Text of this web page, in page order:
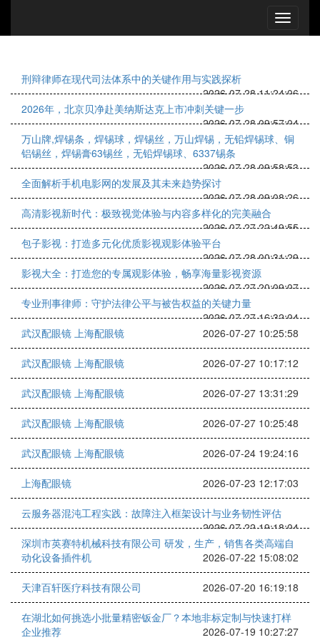
刑辩律师在现代司法体系中的关键作用与实践探析
2026-07-28 11:24:06
2026年，北京贝净赴美纳斯达克上市冲刺关键一步
2026-07-28 09:57:04
万山牌,焊锡条，焊锡球，焊锡丝，万山焊锡，无铅焊锡球、铜
铝锡丝，焊锡膏63锡丝，无铅焊锡球、6337锡条
2026-07-28 09:58:53
全面解析手机电影网的发展及其未来趋势探讨
2026-07-28 09:08:26
高清影视新时代：极致视觉体验与内容多样化的完美融合
2026-07-27 22:49:55
包子影视：打造多元化优质影视观影体验平台
2026-07-28 00:31:29
影视大全：打造您的专属观影体验，畅享海量影视资源
2026-07-27 20:09:07
专业刑事律师：守护法律公平与被告权益的关键力量
2026-07-27 16:32:04
武汉配眼镜 上海配眼镜
2026-07-27 10:25:58
武汉配眼镜 上海配眼镜 2026-07-27 10:17:12
武汉配眼镜 上海配眼镜 2026-07-27 13:31:29
武汉配眼镜 上海配眼镜 2026-07-27 10:25:48
武汉配眼镜 上海配眼镜 2026-07-24 19:24:16
上海配眼镜 2026-07-23 12:17:03
云服务器混沌工程实践：故障注入框架设计与业务韧性评估
2026-07-22 19:18:04
深圳市英赛特机械科技有限公司 研发，生产，销售各类高端自
动化设备插件机
2026-07-22 15:08:02
天津百轩医疗科技有限公司 2026-07-20 16:19:18
在湖北如何挑选小批量精密钣金厂？本地非标定制与快速打样
企业推荐
2026-07-19 10:27:27